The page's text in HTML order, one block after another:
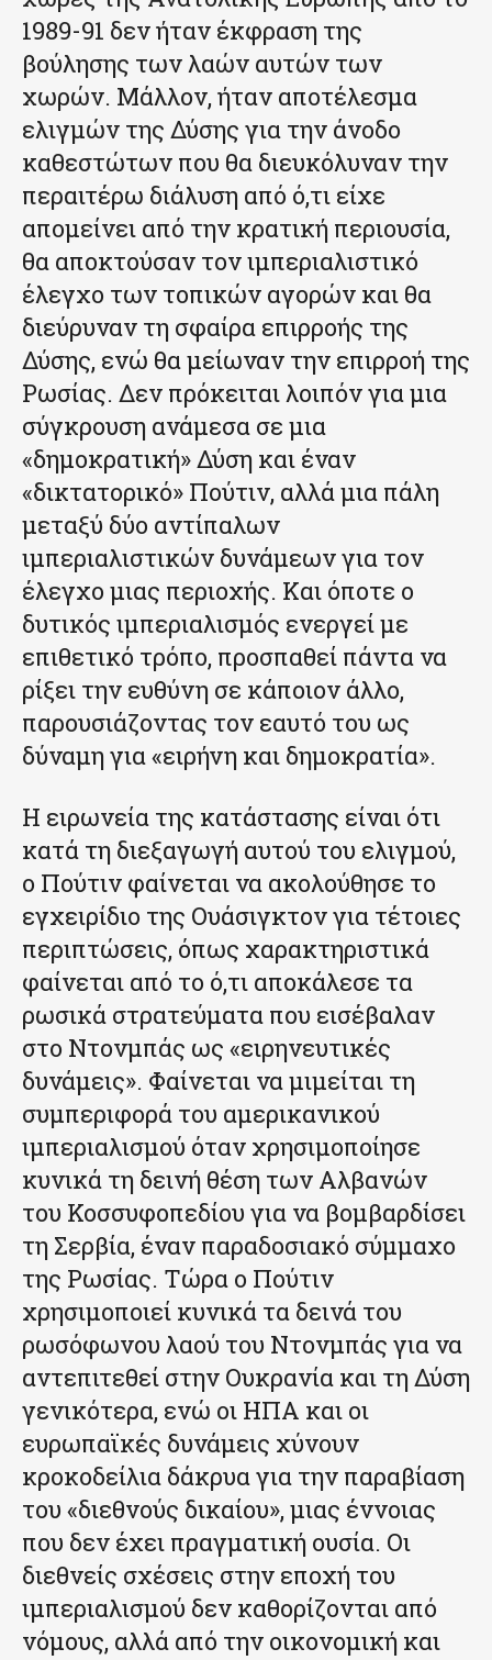
1989-91 δεν ήταν έκφραση της
βούλησης των λαών αυτών των
χωρών. Μάλλον, ήταν αποτέλεσμα
ελιγμών της Δύσης για την άνοδο
καθεστώτων που θα διευκόλυναν την
περαιτέρω διάλυση από ό,τι είχε
απομείνει από την κρατική περιουσία,
θα αποκτούσαν τον ιμπεριαλιστικό
έλεγχο των τοπικών αγορών και θα
διεύρυναν τη σφαίρα επιρροής της
Δύσης, ενώ θα μείωναν την επιρροή της
Ρωσίας. Δεν πρόκειται λοιπόν για μια
σύγκρουση ανάμεσα σε μια
«δημοκρατική» Δύση και έναν
«δικτατορικό» Πούτιν, αλλά μια πάλη
μεταξύ δύο αντίπαλων
ιμπεριαλιστικών δυνάμεων για τον
έλεγχο μιας περιοχής. Και όποτε ο
δυτικός ιμπεριαλισμός ενεργεί με
επιθετικό τρόπο, προσπαθεί πάντα να
ρίξει την ευθύνη σε κάποιον άλλο,
παρουσιάζοντας τον εαυτό του ως
δύναμη για «ειρήνη και δημοκρατία».
Η ειρωνεία της κατάστασης είναι ότι
κατά τη διεξαγωγή αυτού του ελιγμού,
ο Πούτιν φαίνεται να ακολούθησε το
εγχειρίδιο της Ουάσιγκτον για τέτοιες
περιπτώσεις, όπως χαρακτηριστικά
φαίνεται από το ό,τι αποκάλεσε τα
ρωσικά στρατεύματα που εισέβαλαν
στο Ντονμπάς ως «ειρηνευτικές
δυνάμεις». Φαίνεται να μιμείται τη
συμπεριφορά του αμερικανικού
ιμπεριαλισμού όταν χρησιμοποίησε
κυνικά τη δεινή θέση των Αλβανών
του Κοσσυφοπεδίου για να βομβαρδίσει
τη Σερβία, έναν παραδοσιακό σύμμαχο
της Ρωσίας. Τώρα ο Πούτιν
χρησιμοποιεί κυνικά τα δεινά του
ρωσόφωνου λαού του Ντονμπάς για να
αντεπιτεθεί στην Ουκρανία και τη Δύση
γενικότερα, ενώ οι ΗΠΑ και οι
ευρωπαϊκές δυνάμεις χύνουν
κροκοδείλια δάκρυα για την παραβίαση
του «διεθνούς δικαίου», μιας έννοιας
που δεν έχει πραγματική ουσία. Οι
διεθνείς σχέσεις στην εποχή του
ιμπεριαλισμού δεν καθορίζονται από
νόμους, αλλά από την οικονομική και